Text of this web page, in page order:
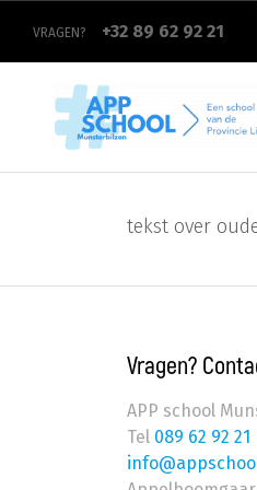
Overslaan
naar
de
VRAGEN? +32 89 62 92 21
tekst over
Vragen?
APP school
Tel 089 62 92 21